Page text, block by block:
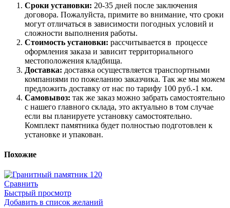
Сроки установки: 20-35 дней после заключения
договора. Пожалуйста, примите во внимание, что сроки
могут отличаться в зависимости погодных условий и
сложности выполнения работы.
Стоимость установки: рассчитывается в процессе
оформления заказа и зависит территориального
местоположения кладбища.
Доставка: доставка осуществляется транспортными
компаниями по пожеланию заказчика. Так же мы можем
предложить доставку от нас по тарифу 100 руб.-1 км.
Самовывоз: так же заказ можно забрать самостоятельно
с нашего главного склада, это актуально в том случае
если вы планируете установку самостоятельно.
Комплект памятника будет полностью подготовлен к
установке и упакован.
Похожие
Сравнить
Быстрый просмотр
Добавить в список желаний